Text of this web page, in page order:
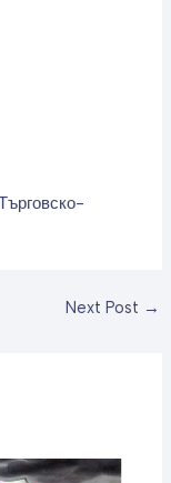
Next Post →